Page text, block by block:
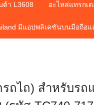
ต้า L3608 อะไหล่แทรกเ
มีแอปพลิเคชันบนมือถือแ
ถไถ) สำหรับรถ